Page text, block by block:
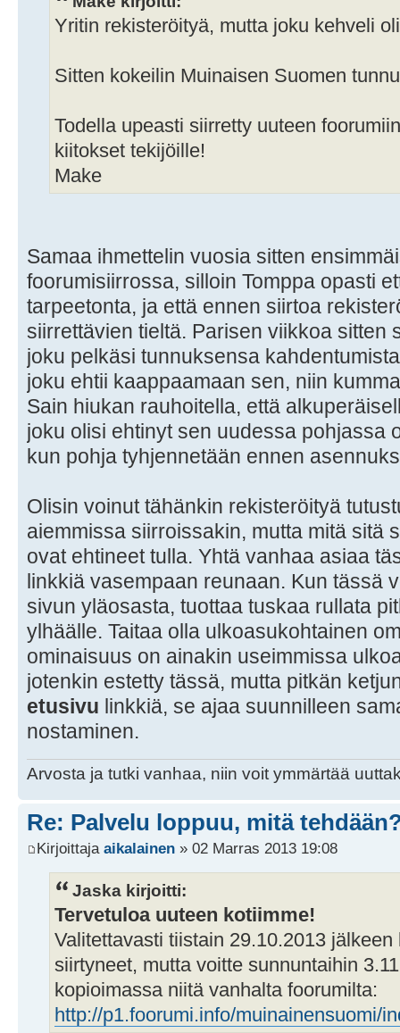
Yritin rekisteröityä, mutta joku kehveli
Sitten kokeilin Muinaisen Suomen
Todella upeasti siirretty uuteen
kiitokset tekijöille!
Make
Samaa ihmettelin vuosia sitten
foorumisiirrossa, silloin Tomppa opasti
tarpeetonta, ja että ennen siirtoa
siirrettävien tieltä. Parisen viikkoa sitten
joku pelkäsi tunnuksensa
joku ehtii kaappaamaan sen, niin
Sain hiukan rauhoitella, että
joku olisi ehtinyt sen uudessa pohjassa
kun pohja tyhjennetään ennen
Olisin voinut tähänkin rekisteröityä
aiemmissa siirroissakin, mutta mitä sitä
ovat ehtineet tulla. Yhtä vanhaa asiaa
linkkiä vasempaan reunaan. Kun tässä
sivun yläosasta, tuottaa tuskaa rullata
ylhäälle. Taitaa olla ulkoasukohtainen
ominaisuus on ainakin useimmissa
jotenkin estetty tässä, mutta pitkän
etusivu linkkiä, se ajaa suunnilleen
nostaminen.
Arvosta ja tutki vanhaa, niin voit ymmärtää
Re: Palvelu loppuu, mitä
Kirjoittaja aikalainen » 02 Marras 2013 19:08
Jaska kirjoitti:
Tervetuloa uuteen kotiimme!
Valitettavasti tiistain 29.10.2013
siirtyneet, mutta voitte sunnuntaihin
kopioimassa niitä vanhalta foorumilta:
http://p1.foorumi.info/muinainensuomi/